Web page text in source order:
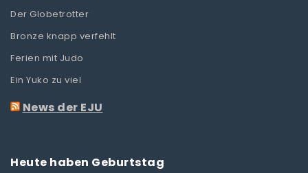
Der Globetrotter
Bronze knapp verfehlt
Ferien mit Judo
Ein Yuko zu viel
News der EJU
Heute haben Geburtstag